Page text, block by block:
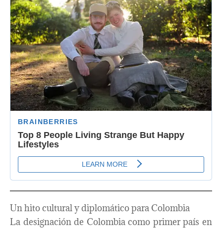
Un hito cultural y diplomático para Colombia
La designación de Colombia como primer país en